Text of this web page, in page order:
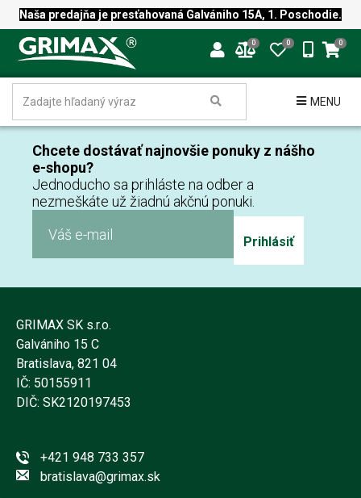
Naša predajňa je presťahovaná Galvániho 15A, 1. Poschodie.
0 0 0
MENU
Chcete dostávať najnovšie ponuky z nášho
e-shopu?
Jednoducho sa prihláste na odber a
nezmeškáte už žiadnú akčnú ponuki.
Prihlásiť
GRIMAX SK s.r.o.
Galvániho 15 C
Bratislava, 821 04
IČ: 50155911
DIČ: SK2120197453
+421 948 733 357
bratislava@grimax.sk